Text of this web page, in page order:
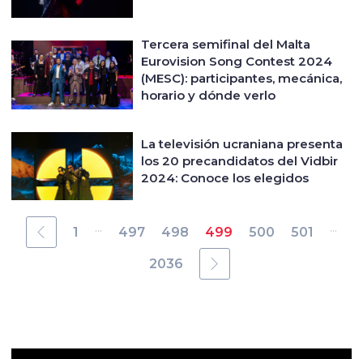
Tercera semifinal del Malta
Eurovision Song Contest 2024
(MESC): participantes, mecánica,
horario y dónde verlo
La televisión ucraniana presenta
los 20 precandidatos del Vidbir
2024: Conoce los elegidos
1 ... 497 498 499 500 501 ...
2036